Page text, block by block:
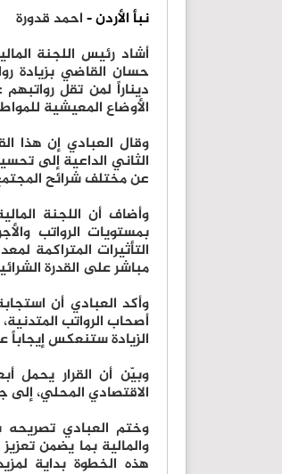
نبأ الأردن -احمد قدورة
أشاد رئيس اللجنة
الأوضاع المعيشية
وقال العبادي إن هذا
الثاني الداعية إلى
عن مختلف شرائح
وأضاف أن اللجنة
بمستويات الرواتب
التأثيرات المتراكمة
مباشر على القدرة
وأكد العبادي أن
أصحاب الرواتب
الزيادة ستنعكس إيجاباً
وبيّن أن القرار يحمل
الاقتصادي المحلي، إلى
وختم العبادي تصريحه
والمالية بما يضمن
هذه الخطوة بداية